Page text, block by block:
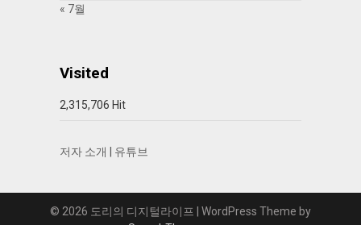
« 7월
Visited
2,315,706 Hit
저자 소개 유튜브
© 2026 도리의 디지털라이프
| WordPress Theme by